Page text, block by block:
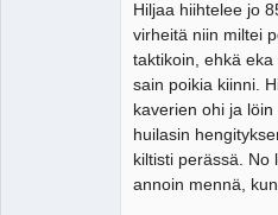
Hiljaa hiihtelee jo
virheitä niin miltei
taktikoin, ehkä
sain poikia kiinni.
kaverien ohi ja
huilasin
kiltisti perässä. No
annoin mennä,